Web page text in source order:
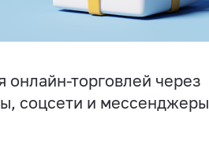
торговлей через
соцсети и мессенджеры